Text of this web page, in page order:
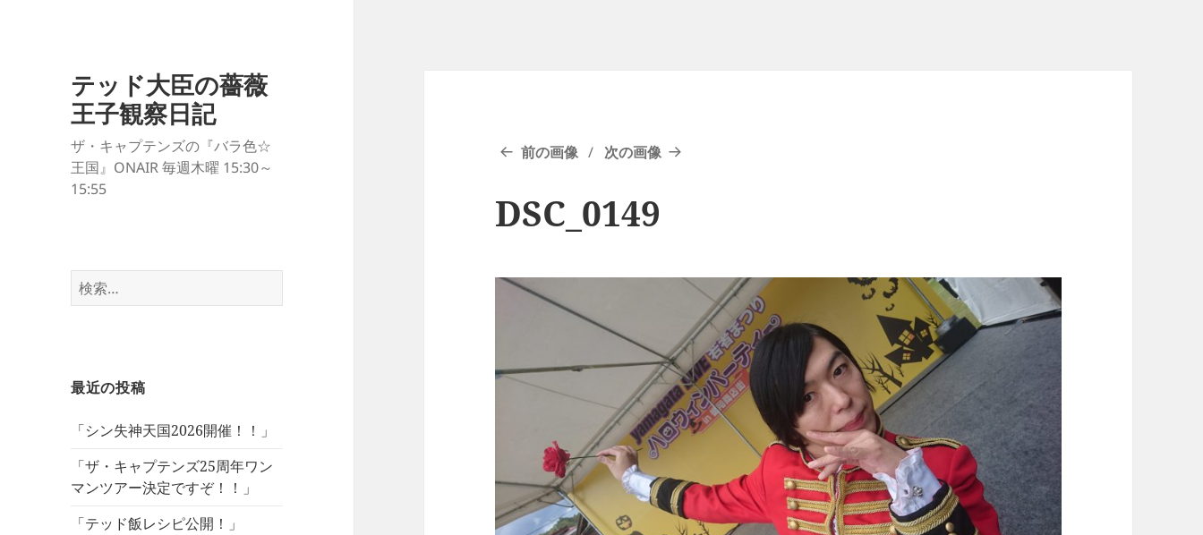
テッド大臣の薔薇
王子観察日記
ザ・キャプテンズの『バラ色☆
王国』ONAIR 毎週木曜 15:30～
15:55
検
索:
最近の投稿
「シン失神天国2026開催！！」
「ザ・キャプテンズ25周年ワン
マンツアー決定ですぞ！！」
「テッド飯レシピ公開！」
前の画像 次の画像
DSC_0149